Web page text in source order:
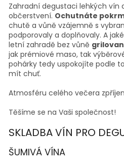
Zahradní degustaci lehkých vín
občerstvení. Ochutnáte
chutě a vůně vzájemně s
podporovaly a doplňovaly. A
letní zahradě bez vůně
jak prémiové maso, tak
pohárky tedy uspokojíte podle
mít chuť.
Atmosféru celého večera
Těšíme se na Vaši společnost!
SKLADBA VÍN PRO
ŠUMIVÁ VÍNA